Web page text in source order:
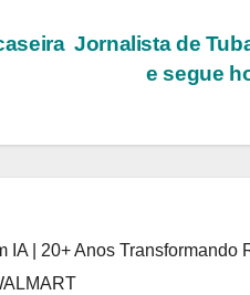
Jornalista de
e segue
| 20+ Anos Transformando